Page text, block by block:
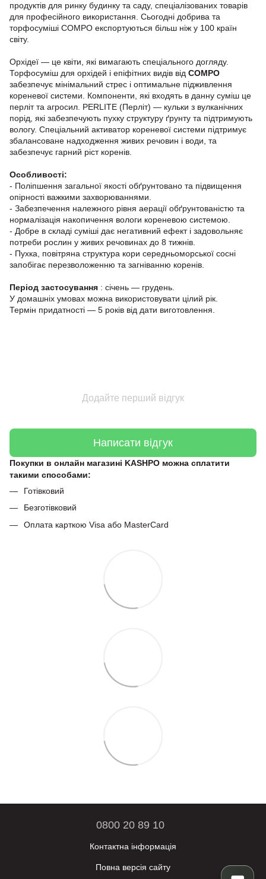
продуктів для ринку будинку та саду, спеціалізованих товарів
для професійного використання. Сьогодні добрива та
торфосуміші COMPO експортуються більш ніж у 100 країн
світу.
Орхідеї — це квіти, які вимагають спеціального догляду.
Торфосуміш для орхідей і епіфітних видів від COMPO
забезпечує мінімальний стрес і оптимальне підживлення
кореневої системи. Компоненти, які входять в данну суміш це
перліт та агросил. PERLITE (Перліт) — кульки з вулканічних
порід, які забезпечують пухку структуру ґрунту та підтримують
вологу. Спеціальний активатор кореневої системи підтримує
збалансоване надходження живих речовин і води, та
забезпечує гарний ріст коренів.
Особливості:
- Поліпшення загальної якості обґрунтовано та підвищення
опірності важкими захворюваннями.
- Забезпечення належного рівня аерації обґрунтованістю та
нормалізація накопичення вологи кореневою системою.
- Добре в складі суміші дає негативний ефект і задовольняє
потреби рослин у живих речовинах до 8 тижнів.
- Пухка, повітряна структура кори середньоморської сосні
запобігає перезволоженню та загніванню коренів.
Період застосування : січень — грудень.
У домашніх умовах можна використовувати цілий рік.
Термін придатності — 5 років від дати виготовлення.
Додайте перший відгук
Написати відгук
Покупки в онлайн магазині KASHPO можна сплатити
такими способами:
Готівковий
Безготівковий
Оплата карткою Visa або MasterCard
0800 20 89 10
Контактна інформація
Повна версія сайту